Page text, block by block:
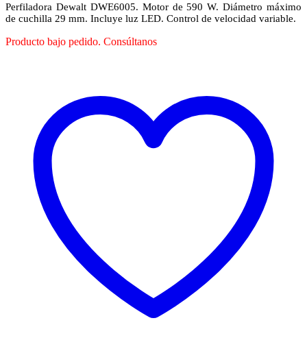
Perfiladora Dewalt DWE6005. Motor de 590 W. Diámetro máximo
de cuchilla 29 mm. Incluye luz LED. Control de velocidad variable.
Producto bajo pedido. Consúltanos